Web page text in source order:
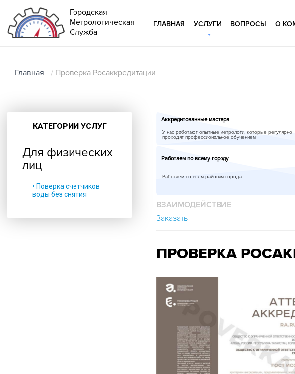
Городская
Метрологическая
Служба
ГЛАВНАЯ УСЛУГИ ВОПРОСЫ О
Главная Проверка Росаккредитации
Аккредитованные мастера
У нас работают опытные метрологи, которые регулярно
проходят профессиональное обучением
Работаем по всему городу
Работаем по всем районам города
ВЗАИМОДЕЙСТВИЕ
Заказать
ПРОВЕРКА
КАТЕГОРИИ УСЛУГ
Для физических
лиц
• Поверка счетчиков
воды без снятия